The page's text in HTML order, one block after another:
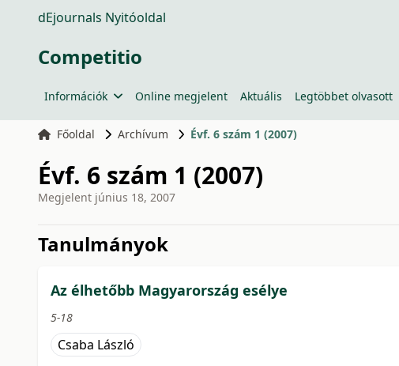
dEjournals Nyitóoldal
Competitio
Információk Online megjelent Aktuális Legtöbbet olvasott
Főoldal Archívum Évf. 6 szám 1 (2007)
Évf. 6 szám 1 (2007)
Megjelent június 18, 2007
Tanulmányok
Az élhetőbb Magyarország esélye
5-18
Csaba László